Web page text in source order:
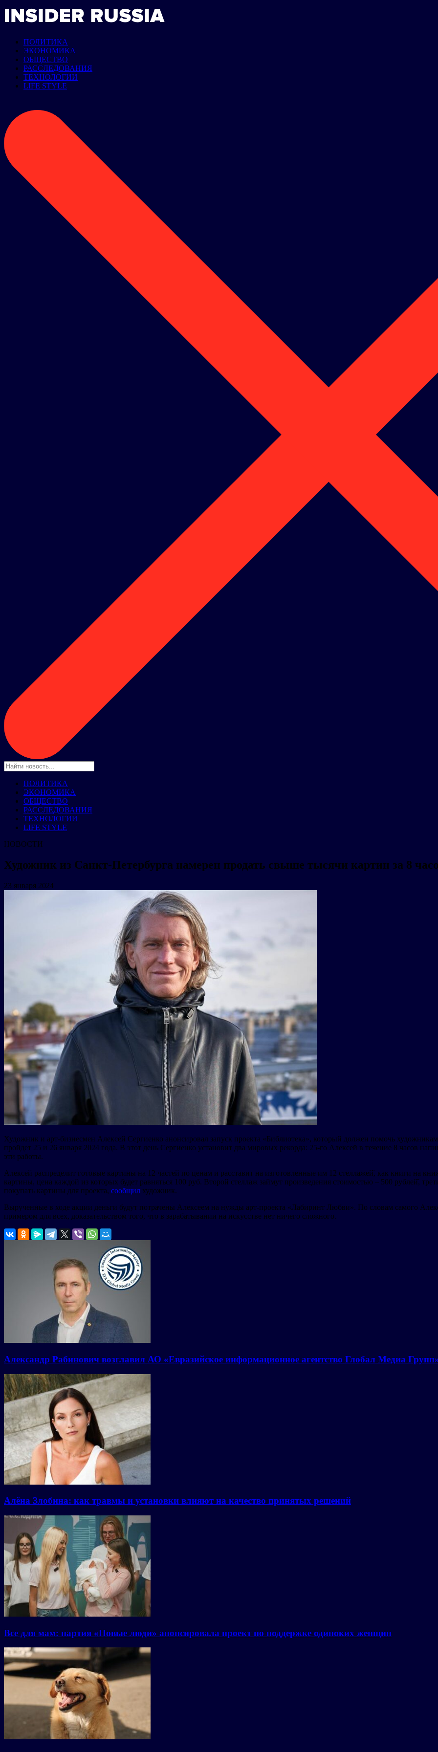
ПОЛИТИКА
ЭКОНОМИКА
ОБЩЕСТВО
РАССЛЕДОВАНИЯ
ТЕХНОЛОГИИ
LIFE STYLE
ПОЛИТИКА
ЭКОНОМИКА
ОБЩЕСТВО
РАССЛЕДОВАНИЯ
ТЕХНОЛОГИИ
LIFE STYLE
НОВОСТИ
Художник из Санкт-Петербурга намерен продать свыше тысячи картин за 8
23 января 2024
Художник и арт-бизнесмен Алексей Сергиенко анонсировал запуск проекта «Библиотека», который должен помочь
пройдет 25 и 26 января 2024 года. В этот день Сергиенко установит два мировых рекорда: 25-го Алексей в течение 8 часов
эти работы.
Алексей распределит готовые картины на 12 частей по ценам и расставит на изготовленные им 12 стеллажей̆, как книги на
картины, цена каждой из которых будет равняться 100 руб. Второй стеллаж займут произведения стоимостью – 500 рублей̆,
покупать картины для проекта, сообщил художник.
Вырученные в ходе акции деньги будут потрачены Алексеем на нужды арт-проекта «Лабиринт Любви». По словам самого
примером для всех, доказательством того, что в зарабатывании на искусстве нет ничего сложного.
Александр Рабинович возглавил АО «Евразийское информационное агентство Глобал Медиа
Алёна Злобина: как травмы и установки влияют на качество принятых решений
Все для мам: партия «Новые люди» анонсировала проект по поддержке одиноких женщин